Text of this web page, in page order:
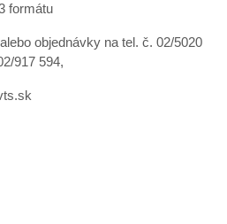
formátu
objednávky na tel. č. 02/5020
917 594,